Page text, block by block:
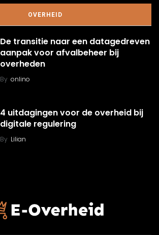
OVERHEID
De transitie naar een datagedreven
aanpak voor afvalbeheer bij
overheden
By onlino
4 uitdagingen voor de overheid bij
digitale regulering
By Lilian